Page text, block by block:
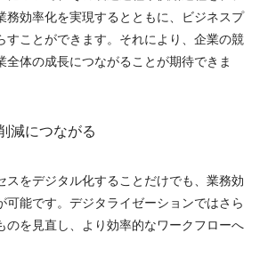
務効率化を実現するとともに、ビジネスプ
すことができます。それにより、企業の競
全体の成長につながることが期待できま
減につながる
スをデジタル化することだけでも、業務効
可能です。デジタライゼーションではさら
のを見直し、より効率的なワークフローへ